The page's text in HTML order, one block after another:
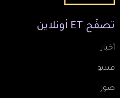
تصفّح ET أونلاين
أخبار
فيديو
صور